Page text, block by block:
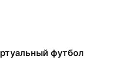
футбол